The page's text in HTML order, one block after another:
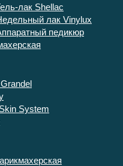
лак Shellac
лак Vinylux
педикюр
System